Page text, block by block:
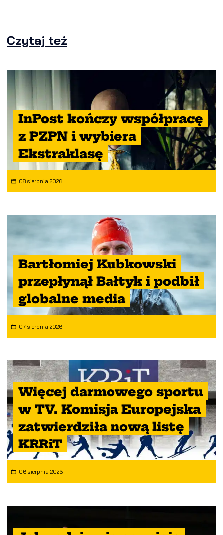
Czytaj też
InPost kończy współpracę
z PZPN i wybiera
Ekstraklasę
08 sierpnia 2026
Bartłomiej Kubkowski
przepłynął Bałtyk i podbił
globalne media
07 sierpnia 2026
Więcej darmowego sportu
w TV. Komisja Europejska
zatwierdziła nową listę
KRRiT
06 sierpnia 2026